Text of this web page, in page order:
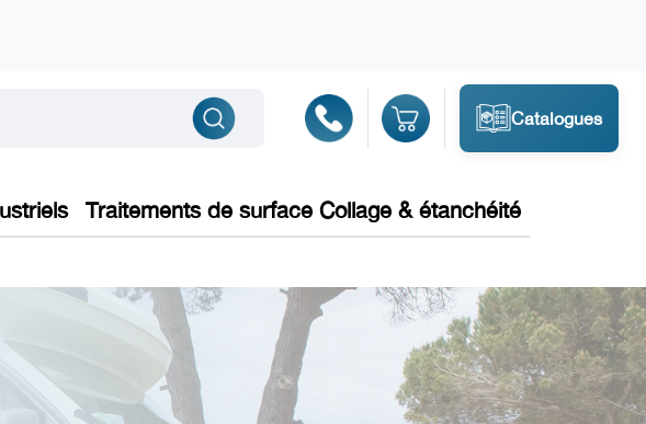
Catalogues
Traitements de surface Collage & étanchéité